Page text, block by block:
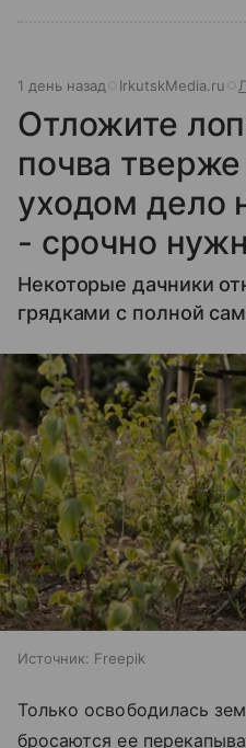
1 день назад IrkutskMedia.ru
Отложите
почва
уходом дело
- срочно
Некоторые дачники
грядками с полной
Источник: Freepik
Только освободилась
бросаются ее